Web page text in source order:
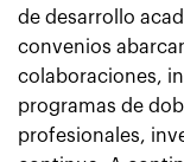
de desarrollo
convenios
colaboraciones,
programas de
profesionales,